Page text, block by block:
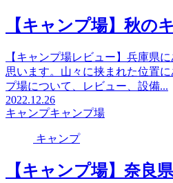
【キャンプ場】秋の
【キャンプ場レビュー】兵庫県
思います。山々に挟まれた位置
プ場について、レビュー、設備...
2022.12.26
キャンプキャンプ場
キャンプ
【キャンプ場】奈良